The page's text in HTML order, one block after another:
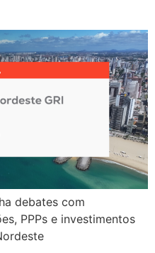
debates com
PPPs e investimentos